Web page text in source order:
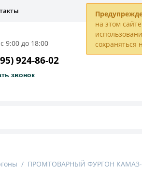
на этом
9:00 до 18:00
924-86-02
звонок
/ ПРОМТОВАРНЫЙ ФУРГОН КАМАЗ-